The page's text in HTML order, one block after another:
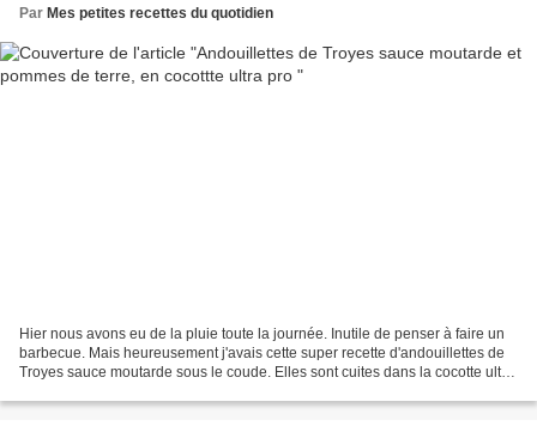
Par Mes petites recettes du quotidien
Hier nous avons eu de la pluie toute la journée. Inutile de penser à faire un
barbecue. Mais heureusement j'avais cette super recette d'andouillettes de
Troyes sauce moutarde sous le coude. Elles sont cuites dans la cocotte ultra